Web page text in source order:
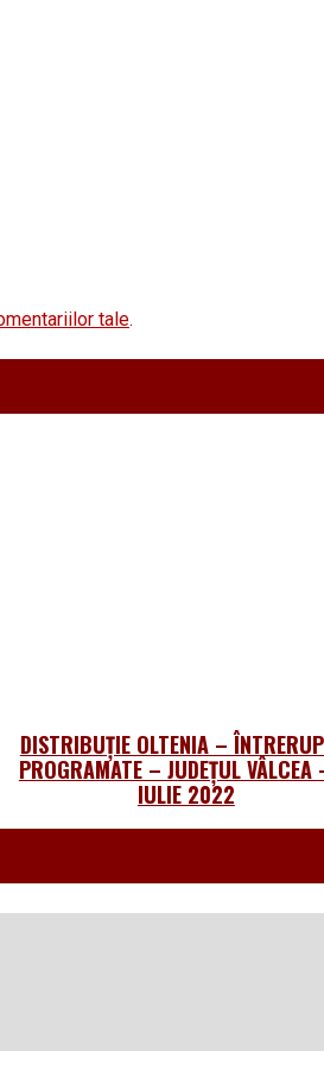
tale.
DISTRIBUȚIE OLTENIA –
PROGRAMATE – JUDEȚUL VÂLCEA
IULIE 2022